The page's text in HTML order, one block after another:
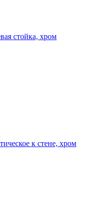
стойка, хром
к стене, хром